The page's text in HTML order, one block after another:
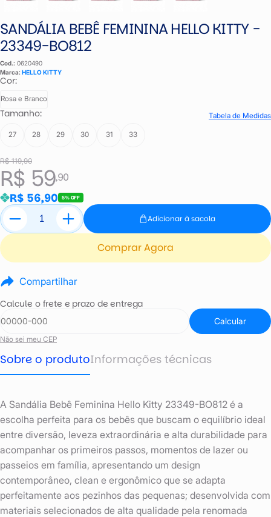
SANDÁLIA BEBÊ FEMININA HELLO KITTY -
23349-BO812
Cod.: 0620490
Marca: HELLO KITTY
R$ 119,90
R$ 59,90
R$ 56,90 5% OFF
Cor:
Rosa e Branco
Tamanho: Tabela de Medidas
27 28 29 30 31 33
Adicionar à sacola
Comprar Agora
Compartilhar
Calcule o frete e prazo de entrega
Calcular
Não sei meu CEP
Sobre o produtoInformações técnicas
A Sandália Bebê Feminina Hello Kitty 23349-BO812 é a
escolha perfeita para os bebês que buscam o equilíbrio ideal
entre diversão, leveza extraordinária e alta durabilidade para
acompanhar os primeiros passos, momentos de lazer ou
passeios em família, apresentando um design
contemporâneo, clean e ergonômico que se adapta
perfeitamente aos pezinhos das pequenas; desenvolvida com
materiais selecionados de alta qualidade pela renomada